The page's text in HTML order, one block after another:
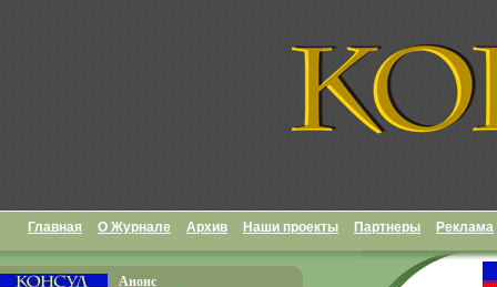
Главная О Журнале Архив Наши проекты Партнеры Реклама
Анонс